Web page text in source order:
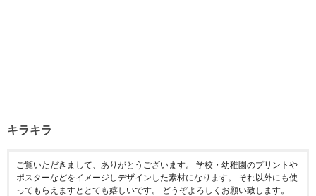
キラキラ
ご覧いただきまして、ありがとうございます。 学校・幼稚園のプリントや
ポスターなどをイメージしデザインした素材になります。 それ以外にも使
ってもらえますととても嬉しいです。 どうぞよろしくお願い致します。